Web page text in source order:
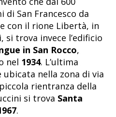
San Francesco da
con il rione Libertà, in
si trova invece l’edificio
in San Rocco,
nel 1934. L’ultima
nella zona di via
rientranza della
si trova Santa
.